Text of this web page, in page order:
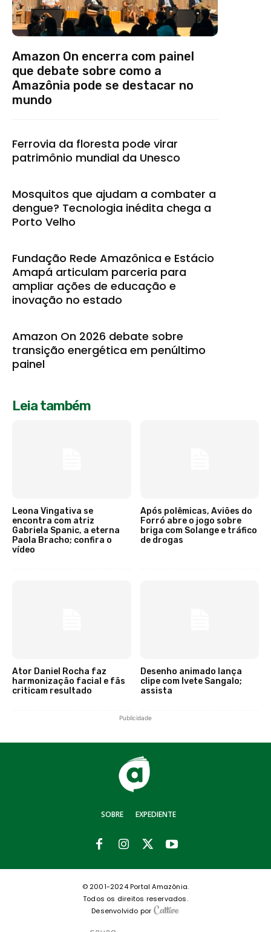
Amazon On encerra com painel
que debate sobre como a
Amazônia pode se destacar no
mundo
Ferrovia da floresta pode virar
patrimônio mundial da Unesco
Mosquitos que ajudam a combater a
dengue? Tecnologia inédita chega a
Porto Velho
Fundação Rede Amazônica e Estácio
Amapá articulam parceria para
ampliar ações de educação e
inovação no estado
Amazon On 2026 debate sobre
transição energética em penúltimo
painel
Leia também
Leona Vingativa se
encontra com atriz
Gabriela Spanic, a eterna
Paola Bracho; confira o
vídeo
Após polêmicas, Aviões do
Forró abre o jogo sobre
briga com Solange e tráfico
de drogas
Ator Daniel Rocha faz
harmonização facial e fãs
criticam resultado
Desenho animado lança
clipe com Ivete Sangalo;
assista
Publicidade
SOBRE EXPEDIENTE
© 2001-2024 Portal Amazônia.
Todos os direitos reservados.
Desenvolvido por